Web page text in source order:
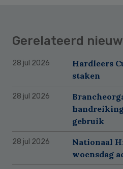
Gerelateerd
28 jul 2026
Hardleers
staken
28 jul 2026
gebruik
28 jul 2026
Nationaal
woensdag